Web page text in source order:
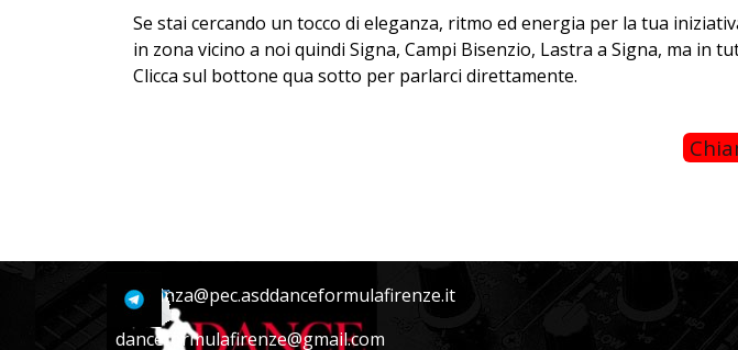
Se stai cercando un tocco di eleganza, ritmo ed energia per la tua
in zona vicino a noi quindi Signa, Campi Bisenzio, Lastra a Signa, ma in
Clicca sul bottone qua sotto per parlarci direttamente.
danceformulafirenze@gmail.com
danza@pec.asddanceformulafirenze.it